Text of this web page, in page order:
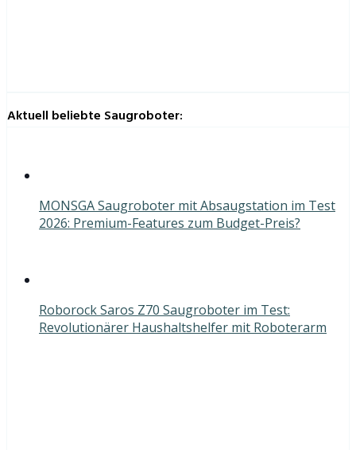
Aktuell beliebte Saugroboter:
MONSGA Saugroboter mit Absaugstation im Test
2026: Premium-Features zum Budget-Preis?
Roborock Saros Z70 Saugroboter im Test:
Revolutionärer Haushaltshelfer mit Roboterarm